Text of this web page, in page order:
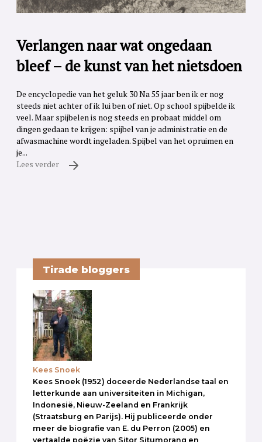
Verlangen naar wat ongedaan
bleef – de kunst van het nietsdoen
De encyclopedie van het geluk 30 Na 55 jaar ben ik er nog
steeds niet achter of ik lui ben of niet. Op school spijbelde ik
veel. Maar spijbelen is nog steeds en probaat middel om
dingen gedaan te krijgen: spijbel van je administratie en de
afwasmachine wordt ingeladen. Spijbel van het opruimen en
je...
Lees verder
Tirade bloggers
Kees Snoek
Kees Snoek (1952) doceerde Nederlandse taal en
letterkunde aan universiteiten in Michigan,
Indonesië, Nieuw-Zeeland en Frankrijk
(Straatsburg en Parijs). Hij publiceerde onder
meer de biografie van E. du Perron (2005) en
vertaalde poëzie van Sitor Situmorang en